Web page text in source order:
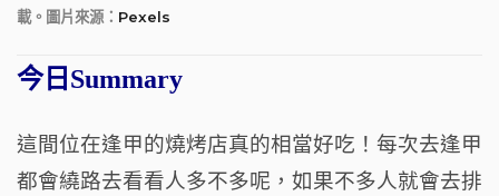
載。圖片來源： Pexels
今日Summary
這間位在逢甲的燒烤店真的相當好吃！每次去逢甲
都會繞路去看看人多不多呢，如果不多人就會去排